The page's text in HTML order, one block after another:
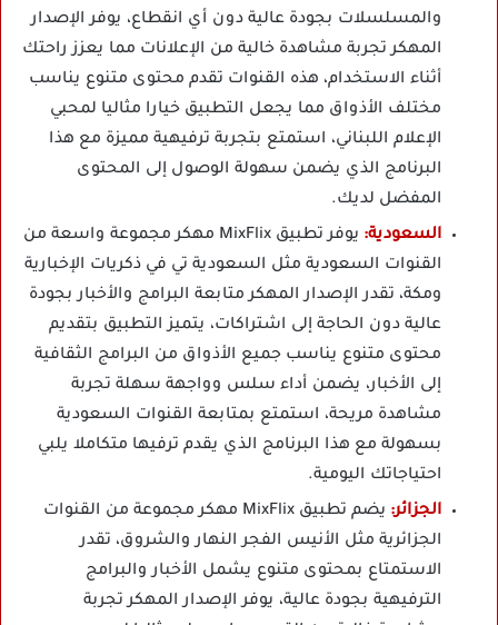
والمسلسلات بجودة عالية دون أي انقطاع، يوفر الإصدار
المهكر تجربة مشاهدة خالية من الإعلانات مما يعزز راحتك
أثناء الاستخدام، هذه القنوات تقدم محتوى متنوع يناسب
مختلف الأذواق مما يجعل التطبيق خيارا مثاليا لمحبي
الإعلام اللبناني، استمتع بتجربة ترفيهية مميزة مع هذا
البرنامج الذي يضمن سهولة الوصول إلى المحتوى
المفضل لديك.
السعودية:
يوفر تطبيق MixFlix مهكر مجموعة واسعة من
القنوات السعودية مثل السعودية تي في ذكريات الإخبارية
ومكة، تقدر الإصدار المهكر متابعة البرامج والأخبار بجودة
عالية دون الحاجة إلى اشتراكات، يتميز التطبيق بتقديم
محتوى متنوع يناسب جميع الأذواق من البرامج الثقافية
إلى الأخبار، يضمن أداء سلس وواجهة سهلة تجربة
مشاهدة مريحة، استمتع بمتابعة القنوات السعودية
بسهولة مع هذا البرنامج الذي يقدم ترفيها متكاملا يلبي
احتياجاتك اليومية.
الجزائر:
يضم تطبيق MixFlix مهكر مجموعة من القنوات
الجزائرية مثل الأنيس الفجر النهار والشروق، تقدر
الاستمتاع بمحتوى متنوع يشمل الأخبار والبرامج
الترفيهية بجودة عالية، يوفر الإصدار المهكر تجربة